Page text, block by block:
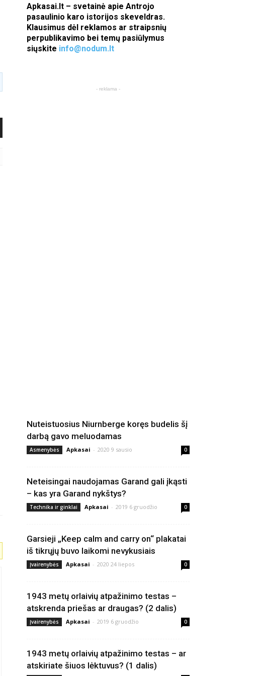
Apkasai.lt – svetainė apie Antrojo
pasaulinio karo istorijos skeveldras.
Klausimus dėl reklamos ar straipsnių
perpublikavimo bei temų pasiūlymus
siųskite info@nodum.lt
- reklama -
Nuteistuosius Niurnberge koręs budelis šį
darbą gavo meluodamas
Asmenybės Apkasai - 2020 9 sausio 0
Neteisingai naudojamas Garand gali įkąsti
– kas yra Garand nykštys?
Technika ir ginklai Apkasai - 2019 6 gruodžio 0
Garsieji „Keep calm and carry on“ plakatai
iš tikrųjų buvo laikomi nevykusiais
Įvairenybės Apkasai - 2020 24 liepos 0
1943 metų orlaivių atpažinimo testas –
atskrenda priešas ar draugas? (2 dalis)
Įvairenybės Apkasai - 2019 6 gruodžio 0
1943 metų orlaivių atpažinimo testas – ar
atskiriate šiuos lėktuvus? (1 dalis)